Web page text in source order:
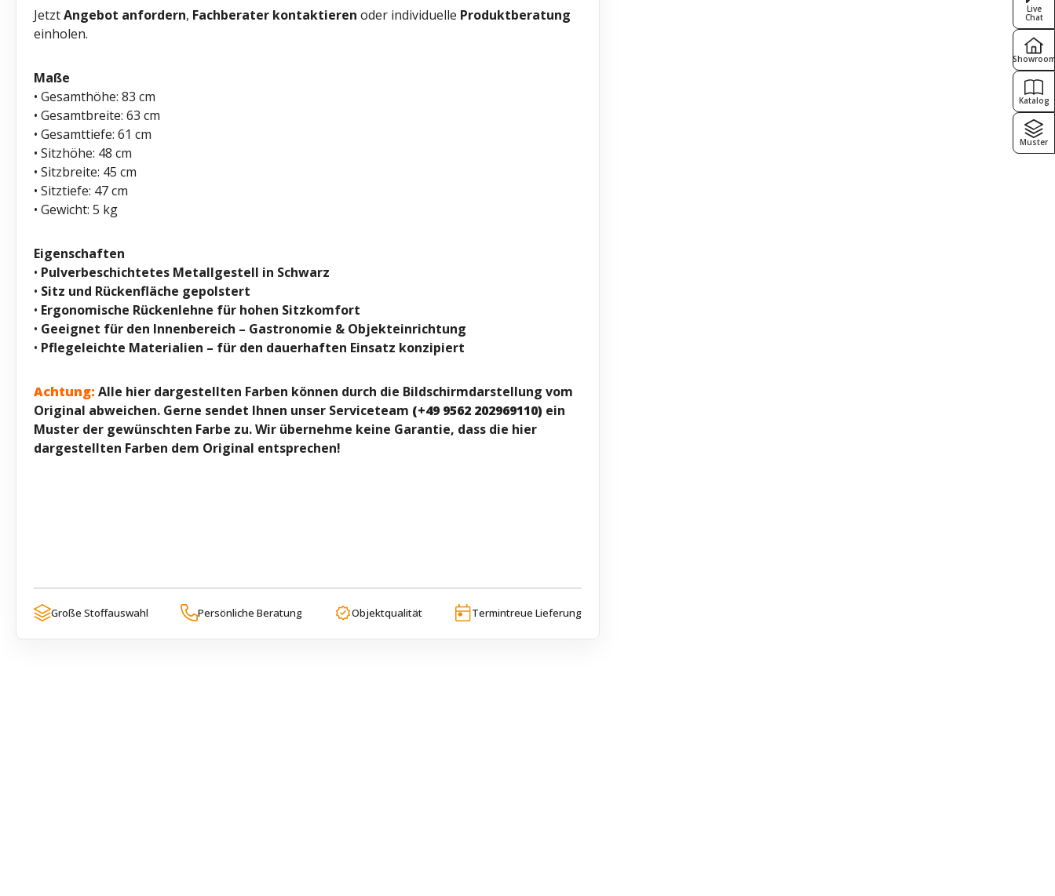
JetztAngebot anfordern, Fachberater kontaktieren oder individuelle Produktberatung
einholen.
Maße
• Gesamthöhe: 83 cm
• Gesamtbreite: 63 cm
• Gesamttiefe: 61 cm
• Sitzhöhe: 48 cm
• Sitzbreite: 45 cm
• Sitztiefe: 47 cm
• Gewicht: 5 kg
Eigenschaften
• Pulverbeschichtetes Metallgestell in Schwarz
• Sitz und Rückenfläche gepolstert
• Ergonomische Rückenlehne für hohen Sitzkomfort
• Geeignet für den Innenbereich – Gastronomie & Objekteinrichtung
• Pflegeleichte Materialien – für den dauerhaften Einsatz konzipiert
Achtung: Alle hier dargestellten Farben können durch die Bildschirmdarstellung vom
Original abweichen. Gerne sendet Ihnen unser Serviceteam (+49 9562 202969110) ein
Muster der gewünschten Farbe zu. Wir übernehme keine Garantie, dass die hier
dargestellten Farben dem Original entsprechen!
Große Stoffauswahl Persönliche Beratung Objektqualität Termintreue Lieferung
Live
Chat
Showroom
Katalog
Muster